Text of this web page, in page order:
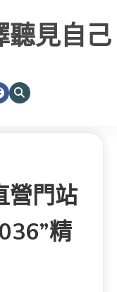
聽見自己
營門站
精